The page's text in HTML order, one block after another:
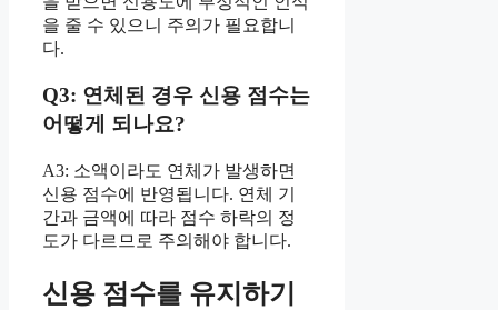
을 줄 수 있으니 주의가 필요합니
다.
Q3: 연체된 경우 신용 점수는
어떻게 되나요?
A3: 소액이라도 연체가 발생하면
신용 점수에 반영됩니다. 연체 기
간과 금액에 따라 점수 하락의 정
도가 다르므로 주의해야 합니다.
신용 점수를 유지하기